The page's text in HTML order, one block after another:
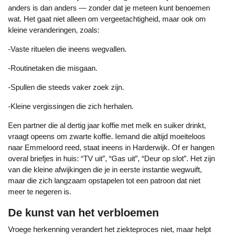
anders is dan anders — zonder dat je meteen kunt benoemen
wat. Het gaat niet alleen om vergeetachtigheid, maar ook om
kleine veranderingen, zoals:
-Vaste rituelen die ineens wegvallen.
-Routinetaken die misgaan.
-Spullen die steeds vaker zoek zijn.
-Kleine vergissingen die zich herhalen.
Een partner die al dertig jaar koffie met melk en suiker drinkt,
vraagt opeens om zwarte koffie. Iemand die altijd moeiteloos
naar Emmeloord reed, staat ineens in Harderwijk. Of er hangen
overal briefjes in huis: “TV uit”, “Gas uit”, “Deur op slot”. Het zijn
van die kleine afwijkingen die je in eerste instantie wegwuift,
maar die zich langzaam opstapelen tot een patroon dat niet
meer te negeren is.
De kunst van het verbloemen
Vroege herkenning verandert het ziekteproces niet, maar helpt